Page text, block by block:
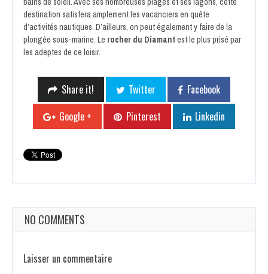
destination satisfera amplement les vacanciers en quête
d’activités nautiques. D’ailleurs, on peut également y faire de la
plongée sous-marine. Le rocher du Diamant est le plus prisé par
les adeptes de ce loisir.
Share it! Twitter
Facebook
Google +
Pinterest Linkedin
NO COMMENTS
Laisser un commentaire